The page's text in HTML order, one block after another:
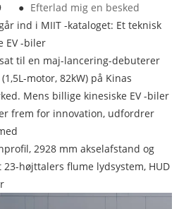
● Efterlad mig en besked
ind i MIIT -kataloget: Et teknisk
EV -biler
sat til en maj-lancering-debuterer
motor, 82kW) på Kinas
Mens billige kinesiske EV -biler
frem for innovation, udfordrer
2928 mm akselafstand og
højttalers flume lydsystem, HUD